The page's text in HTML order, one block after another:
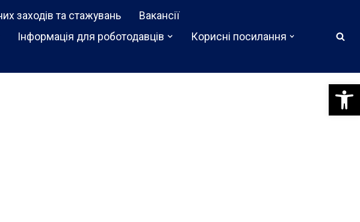
заходів та стажувань
Вакансії
Інформація для роботодавців
Корисні посилання